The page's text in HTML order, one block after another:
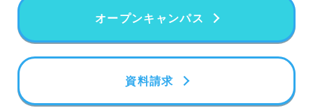
オープンキャンパス
資料請求